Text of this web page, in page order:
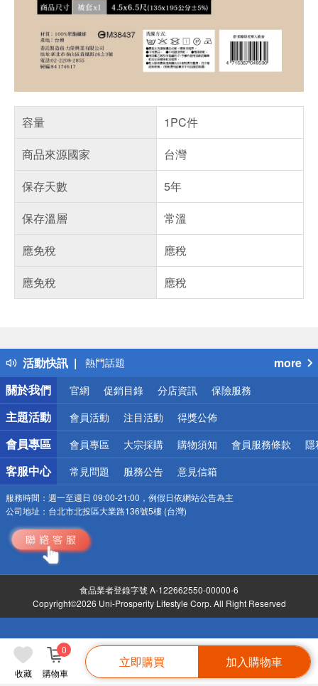
收藏 購物車
0
立即購買 加入購物車
容量
1PC件
商品來源國家
台灣
保存天數
5年
保存溫層
常溫
應免稅
應稅
應免稅
應稅
活動快訊
得獎公告
熱門話題
銀行優惠
偏遠地區配送
詐騙網頁！請小心！
more
關於我們
官網 促銷目錄 分店資訊 保險服務
主題活動 會員活動 注目活動 得獎公佈
會員專區 會員專區 大宗採購 購物須知 會員服務條款 隱
客服中心 常見問題 服務公告 意見信箱
服務時間： 週一至週日 09:00-21:00，例假日依網站公告為主
公司地址： 台北市北投區大業路136號5樓 (台灣)
食品業者登錄字號 A-122662550-00000-6
Copyright©2026 Uni-Prosperity Lifestyle Corp. All Right Reserved